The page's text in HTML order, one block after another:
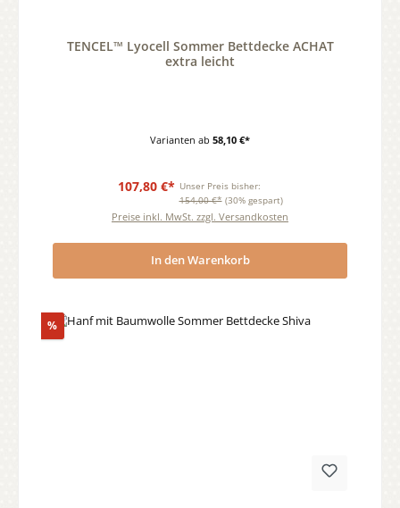
TENCEL™ Lyocell Sommer Bettdecke ACHAT
extra leicht
Varianten ab 58,10 €*
107,80 €* Unser Preis bisher:
154,00 €* (30% gespart)
Preise inkl. MwSt. zzgl. Versandkosten
In den Warenkorb
%Rabatt